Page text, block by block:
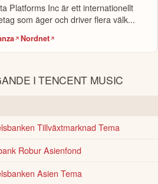
Platforms Inc är ett internationellt
som äger och driver flera välk...
Nordnet
I TENCENT MUSIC
Tillväxtmarknad Tema
Robur Asienfond
Asien Tema